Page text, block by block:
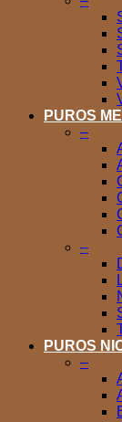
PUROS
–
–
PUROS
–